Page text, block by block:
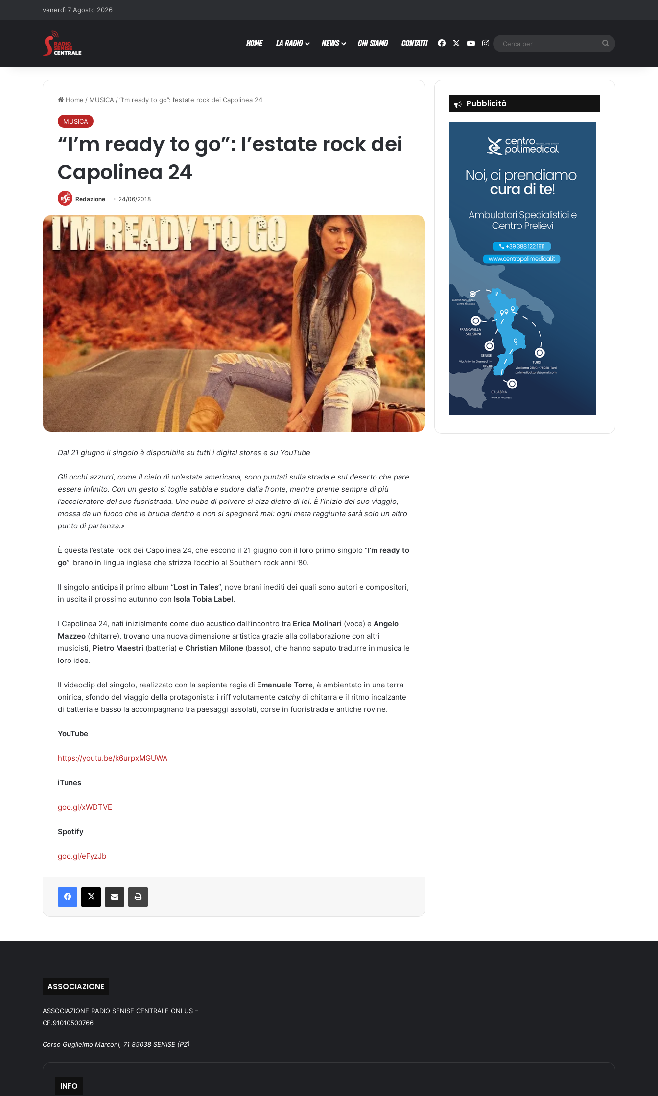
venerdì 7 Agosto 2026
HOME LA RADIO NEWS CHI SIAMO CONTATTI Facebook You TubeInstagram
Home / MUSICA /“I’m ready to go”: l’estate rock dei Capolinea 24
MUSICA
“I’m ready to go”: l’estate rock dei
Capolinea 24
Redazione 24/06/2018
Dal 21 giugno il singolo è disponibile su tutti i digital stores e su YouTube
Gli occhi azzurri, come il cielo di un’estate americana, sono puntati sulla strada e sul deserto che pare
essere infinito. Con un gesto si toglie sabbia e sudore dalla fronte, mentre preme sempre di più
l’acceleratore del suo fuoristrada. Una nube di polvere si alza dietro di lei. È l’inizio del suo viaggio,
mossa da un fuoco che le brucia dentro e non si spegnerà mai: ogni meta raggiunta sarà solo un altro
punto di partenza.»
È questa l’estate rock dei Capolinea 24, che escono il 21 giugno con il loro primo singolo “I’m ready to
go”, brano in lingua inglese che strizza l’occhio al Southern rock anni ’80.
Il singolo anticipa il primo album “Lost in Tales”, nove brani inediti dei quali sono autori e compositori,
in uscita il prossimo autunno con Isola Tobia Label.
I Capolinea 24, nati inizialmente come duo acustico dall’incontro tra Erica Molinari (voce) e Angelo
Mazzeo (chitarre), trovano una nuova dimensione artistica grazie alla collaborazione con altri
musicisti, Pietro Maestri (batteria) e Christian Milone (basso), che hanno saputo tradurre in musica le
loro idee.
Il videoclip del singolo, realizzato con la sapiente regia di Emanuele Torre, è ambientato in una terra
onirica, sfondo del viaggio della protagonista: i riff volutamente catchydi chitarra e il ritmo incalzante
di batteria e basso la accompagnano tra paesaggi assolati, corse in fuoristrada e antiche rovine.
YouTube
https://youtu.be/k6urpxMGUWA
iTunes
goo.gl/xWDTVE
Spotify
goo.gl/eFyzJb
Pubblicità
ASSOCIAZIONE
ASSOCIAZIONE RADIO SENISE CENTRALE ONLUS –
CF.91010500766
Corso Guglielmo Marconi, 71 85038 SENISE (PZ)
INFO